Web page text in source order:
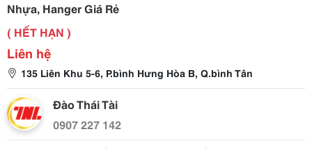
Nhựa, Hanger Giá Rẻ
( HẾT HẠN )
Liên hệ
135 Liên Khu 5-6, P.bình Hưng Hòa B, Q.bình Tân
Đào Thái Tài
0907 227 142